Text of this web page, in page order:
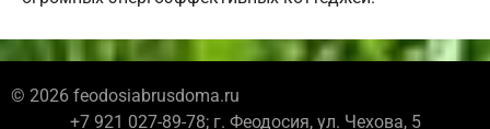
© 2026 feodosiabrusdoma.ru
+7 921 027-89-78; г. Феодосия, ул. Чехова, 5